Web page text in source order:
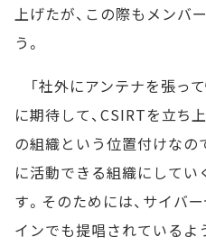
上げたが、この際もメンバ
う。
「社外にアンテナを張っ
に期待して、CSIRTを立ち
の組織という位置付けなの
に活動できる組織にしてい
す。そのためには、サイバ
インでも提唱されているよ